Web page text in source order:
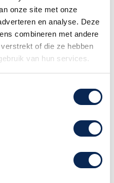
onze site met onze
en analyse. Deze
combineren met andere
of die ze hebben
van hun services.
goed op de intensiteit
te spelen krijg je
harder aanslaan zorgt
true bypass, wat
het uitgeschakeld is,
volumeniveau van